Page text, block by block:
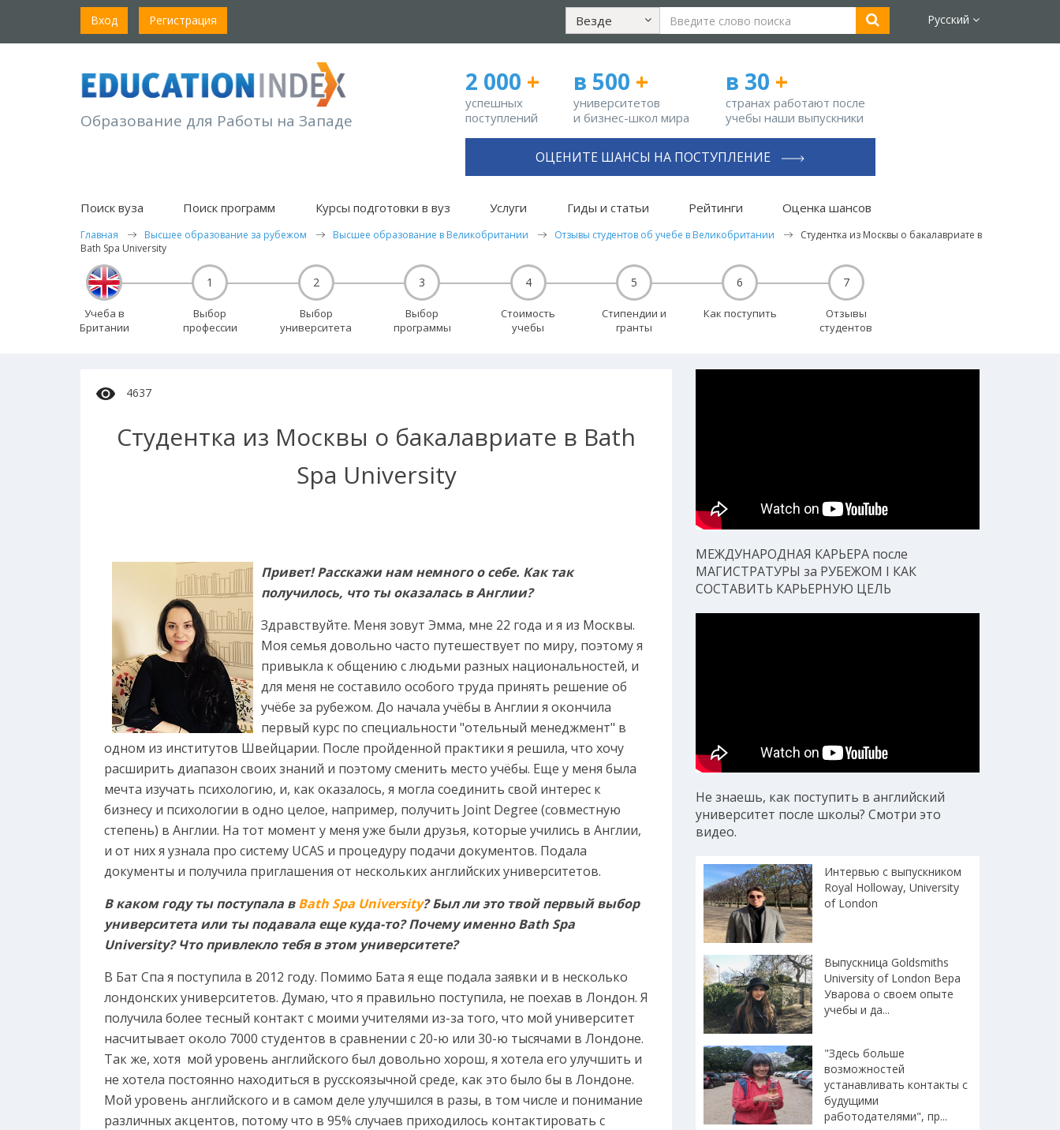
Вход Регистрация Везде Русский
Образование для Работы на Западе
2 000 +
успешных
поступлений
в 500 +
университетов
и бизнес-школ мира
в 30 +
странах работают после
учебы наши выпускники
ОЦЕНИТЕ ШАНСЫ НА ПОСТУПЛЕНИЕ
Поиск вуза Поиск программ Курсы подготовки в вуз Услуги Гиды и статьи Рейтинги Оценка шансов
Главная Высшее образование за рубежом Высшее образование в Великобритании Отзывы студентов об учебе в Великобритании
Cтудентка из Москвы о бакалавриате в
Bath Spa University
Учеба в
Британии
1
Выбор
профессии
2
Выбор
университета
3
Выбор
программы
4
Стоимость
учебы
5
Стипендии и
гранты
6
Как поступить
7
Отзывы
студентов
4637
Cтудентка из Москвы о бакалавриате в Bath
Spa University
Привет! Расскажи нам немного о себе. Как так
получилось, что ты оказалась в Англии?
Здравствуйте. Меня зовут Эмма, мне 22 года и я из Москвы.
Моя семья довольно часто путешествует по миру, поэтому я
привыкла к общению с людьми разных национальностей, и
для меня не составило особого труда принять решение об
учёбе за рубежом. До начала учёбы в Англии я окончила
первый курс по специальности "отельный менеджмент" в
одном из институтов Швейцарии. После пройденной практики я решила, что хочу
расширить диапазон своих знаний и поэтому сменить место учёбы. Еще у меня была
мечта изучать психологию, и, как оказалось, я могла соединить свой интерес к
бизнесу и психологии в одно целое, например, получить Joint Degree (совместную
степень) в Англии. На тот момент у меня уже были друзья, которые учились в Англии,
и от них я узнала про систему UCAS и процедуру подачи документов. Подала
документы и получила приглашения от нескольких английских университетов.
В каком году ты поступала вBath Spa University? Был ли это твой первый выбор
университета или ты подавала еще куда-то? Почему именно Bath Spa
University? Что привлекло тебя в этом университете?
В Бат Спа я поступила в 2012 году. Помимо Бата я еще подала заявки и в несколько
лондонских университетов. Думаю, что я правильно поступила, не поехав в Лондон. Я
получила более тесный контакт с моими учителями из-за того, что мой университет
насчитывает около 7000 студентов в сравнении с 20-ю или 30-ю тысячами в Лондоне.
Так же, хотя мой уровень английского был довольно хорош, я хотела его улучшить и
не хотела постоянно находиться в русскоязычной среде, как это было бы в Лондоне.
Мой уровень английского и в самом деле улучшился в разы, в том числе и понимание
различных акцентов, потому что в 95% случаев приходилось контактировать с
МЕЖДУНАРОДНАЯ КАРЬЕРА после
МАГИСТРАТУРЫ за РУБЕЖОМ I КАК
СОСТАВИТЬ КАРЬЕРНУЮ ЦЕЛЬ
Не знаешь, как поступить в английский
университет после школы? Смотри это
видео.
Интервью с выпускником
Royal Holloway, University
of London
Выпускница Goldsmiths
University of London Вера
Уварова о своем опыте
учебы и да...
"Здесь больше
возможностей
устанавливать контакты с
будущими
работодателями", пр...